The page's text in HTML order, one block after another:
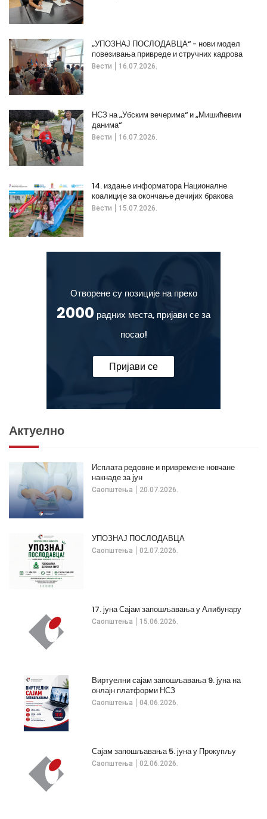
Вести 16.07.2026.
„УПОЗНАЈ ПОСЛОДАВЦА“ - нови модел
повезивања привреде и стручних кадрова
Вести 16.07.2026.
НСЗ на „Убским вечерима“ и „Мишићевим
данима“
Вести 15.07.2026.
14. издање информатора Националне
коалиције за окончање дечијих бракова
Отворене су позиције на преко
2000 радних места, пријави се за
посао!
Пријави се
Актуелно
Саопштења 20.07.2026.
Исплата редовне и привремене новчане
накнаде за јун
Саопштења 02.07.2026.
УПОЗНАЈ ПОСЛОДАВЦА
Саопштења 15.06.2026.
17. јуна Сајам запошљавања у Алибунару
Саопштења 04.06.2026.
Виртуелни сајам запошљавања 9. јуна на
онлајн платформи НСЗ
Саопштења 02.06.2026.
Сајам запошљавања 5. јуна у Прокупљу